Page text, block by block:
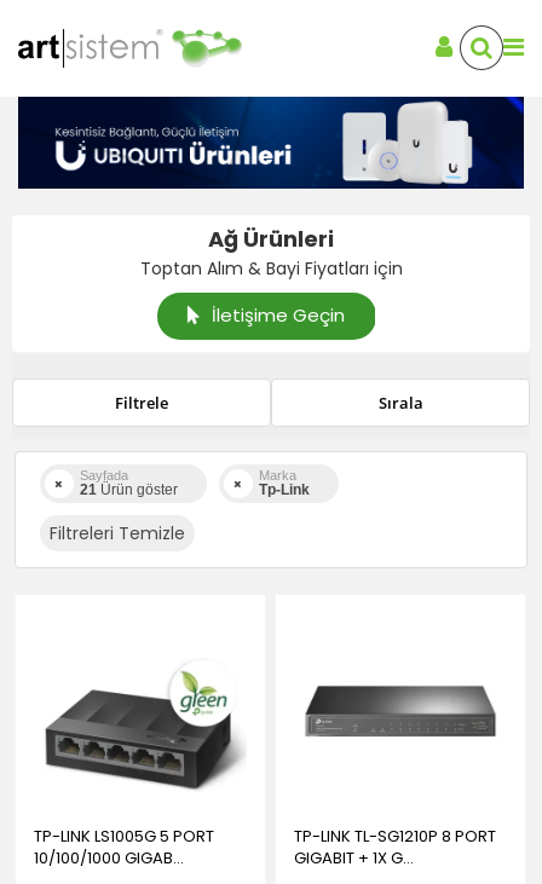
Ağ Ürünleri
Toptan Alım & Bayi Fiyatları için
İletişime Geçin
Filtrele Sırala
Sayfada
21 Ürün göster
Marka
Tp-Link
Filtreleri Temizle
TP-LINK LS1005G 5 PORT
10/100/1000 GIGAB...
TP-LINK TL-SG1210P 8 PORT
GIGABIT + 1X G...